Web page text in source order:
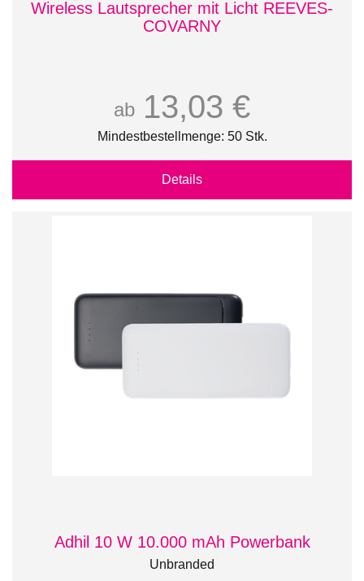
Wireless Lautsprecher mit Licht REEVES-
COVARNY
ab 13,03 €
Mindestbestellmenge: 50 Stk.
Details
Adhil 10 W 10.000 mAh Powerbank
Unbranded